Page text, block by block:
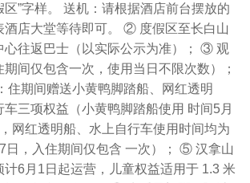
”字样。 送机：请根据酒店前台摆放的
酒店大堂等待即可。 ② 度假区至长白山
心往返巴士（以实际公示为准）； ③ 观
间仅包含一次，使用当日不限次数）；
期间赠送小黄鸭脚踏船、网红透明
车三项权益（小黄鸭脚踏船使用 时间5月
网红透明船、水上自行车使用时间均为
日，入住期间仅包含 一次）； ⑤ 汉拿山
计6月1日起运营，儿童权益适用于 1.3 米